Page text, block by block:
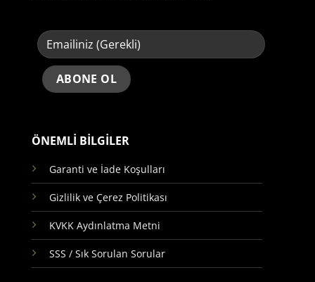
ÖNEMLİ BİLGİLER
Garanti ve İade Koşulları
Gizlilik ve Çerez Politikası
KVKK Aydınlatma Metni
SSS / Sık Sorulan Sorular